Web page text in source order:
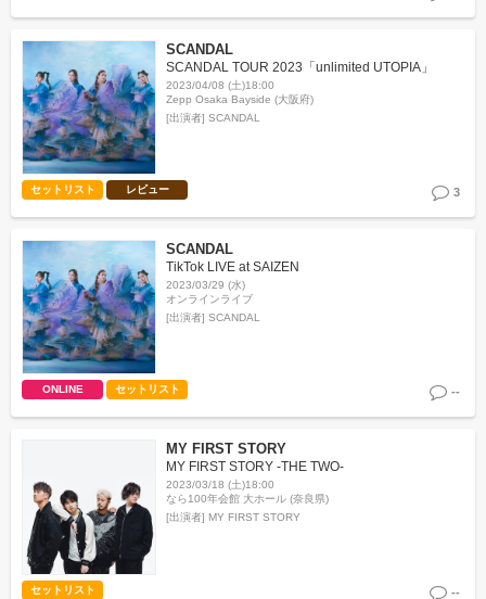
SCANDAL
SCANDAL TOUR 2023「unlimited UTOPIA」
2023/04/08 (土)18:00
Zepp Osaka Bayside (大阪府)
[出演者] SCANDAL
セットリスト レビュー 3
SCANDAL
TikTok LIVE at SAIZEN
2023/03/29 (水)
オンラインライブ
[出演者] SCANDAL
ONLINE セットリスト --
MY FIRST STORY
MY FIRST STORY -THE TWO-
2023/03/18 (土)18:00
なら100年会館 大ホール (奈良県)
[出演者] MY FIRST STORY
セットリスト --